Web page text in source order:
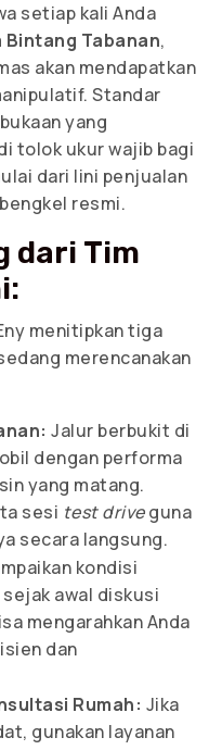
setiap kali Anda
Bintang Tabanan,
akan mendapatkan
Standar
yang
tolok ukur wajib bagi
dari lini penjualan
resmi.
dari Tim
menitipkan tiga
merencanakan
Jalur berbukit di
dengan performa
yang matang.
sesi test driveguna
secara langsung.
kondisi
awal diskusi
mengarahkan Anda
dan
Rumah: Jika
gunakan layanan